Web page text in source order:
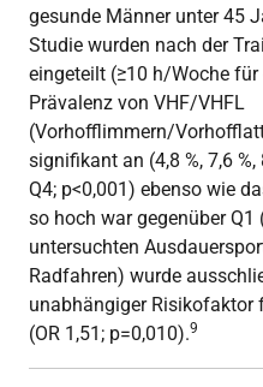
gesunde Männer unter 45
Studie wurden nach der
eingeteilt (≥10 h/Woche
Prävalenz von VHF/VHFL
(Vorhofflimmern/
signifikant an (4,8 %, 7,6
Q4; p<0,001) ebenso wie
so hoch war gegenüber Q1
untersuchten
Radfahren) wurde
unabhängiger Risikofaktor
(OR 1,51; p=0,010).9